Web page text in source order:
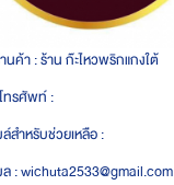
นค้า :ร้าน ก๊ะไหวพริกแกงใต้
ทรศัพท์ :
ล์สำหรับช่วยเหลือ :
:wichuta2533@gmail.com